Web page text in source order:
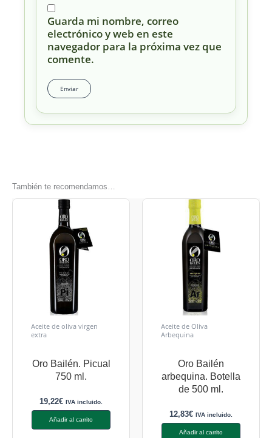
Guarda mi nombre, correo
electrónico y web en este
navegador para la próxima vez que
comente.
También te recomendamos…
Aceite de oliva virgen
extra
Oro Bailén. Picual
750 ml.
19,22€ IVA incluido.
Añadir al carrito
Aceite de Oliva
Arbequina
Oro Bailén
arbequina. Botella
de 500 ml.
12,83€ IVA incluido.
Añadir al carrito